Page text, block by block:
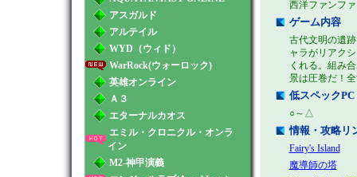
アスガルド
アルテイル
WYD（ウィド）
WarRock(ウォーロック)
英雄オンライン
Ａ３
エターナルカオス
エミル・クロニクル・オンラ
イン
M2-神甲演義
西洋ファンフ
ゲーム内容
古代文明の遺
ャラがリアク
くれる。組み
景は圧巻だ！
低スペックPC
○～△
情報・攻略リ
Fairy's Island
魔導師の塔